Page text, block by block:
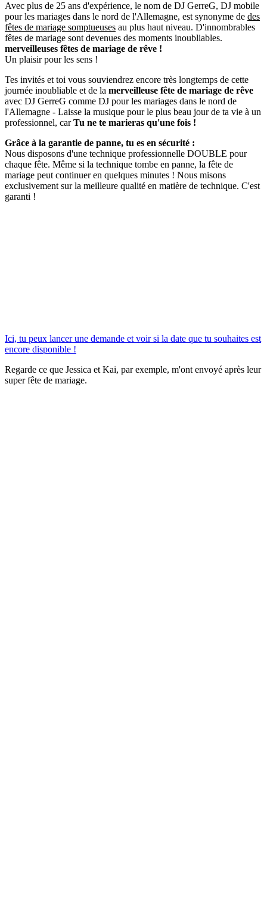
Avec plus de 25 ans d'expérience, le nom de DJ GerreG, DJ mobile
pour les mariages dans le nord de l'Allemagne, est synonyme de des
fêtes de mariage somptueuses au plus haut niveau. D'innombrables
fêtes de mariage sont devenues des moments inoubliables.
merveilleuses fêtes de mariage de rêve !
Un plaisir pour les sens !
Tes invités et toi vous souviendrez encore très longtemps de cette
journée inoubliable et de la merveilleuse fête de mariage de rêve
avec DJ GerreG comme DJ pour les mariages dans le nord de
l'Allemagne - Laisse la musique pour le plus beau jour de ta vie à un
professionnel, carTu ne te marieras qu'une fois !
Grâce à la garantie de panne, tu es en sécurité :
Nous disposons d'une technique professionnelle DOUBLE pour
chaque fête. Même si la technique tombe en panne, la fête de
mariage peut continuer en quelques minutes ! Nous misons
exclusivement sur la meilleure qualité en matière de technique. C'est
garanti !
Ici, tu peux lancer une demande et voir si la date que tu souhaites est
encore disponible !
Regarde ce que Jessica et Kai, par exemple, m'ont envoyé après leur
super fête de mariage.